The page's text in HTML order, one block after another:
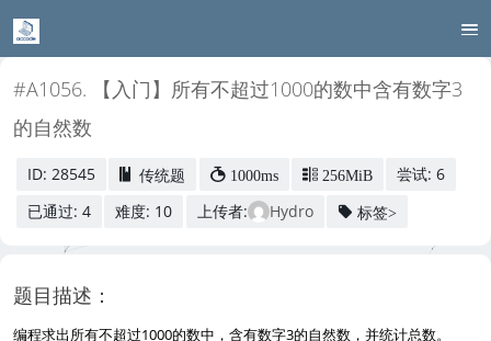
#A1056. 【入门】所有不超过1000的数中含有数字3
的自然数
ID: 28545 传统题 1000ms 256MiB
尝试: 6
已通过: 4
难度: 10 上传者: Hydro 标签>
题目描述：
编程求出所有不超过1000的数中，含有数字3的自然数，并统计总数。